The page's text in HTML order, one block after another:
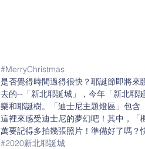
#MerryChristmas
是否覺得時間過得很快？耶誕節即將
去的--「新北耶誕城」，今年「新北耶
樂和耶誕樹。「迪士尼主題燈區」包
這裡來感受迪士尼的夢幻吧！其中，
萬要記得多拍幾張照片！準備好了嗎？
#2020新北耶誕城